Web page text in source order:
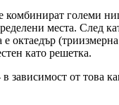
комбинират големи
места. След
октаедър
като решетка.
от това